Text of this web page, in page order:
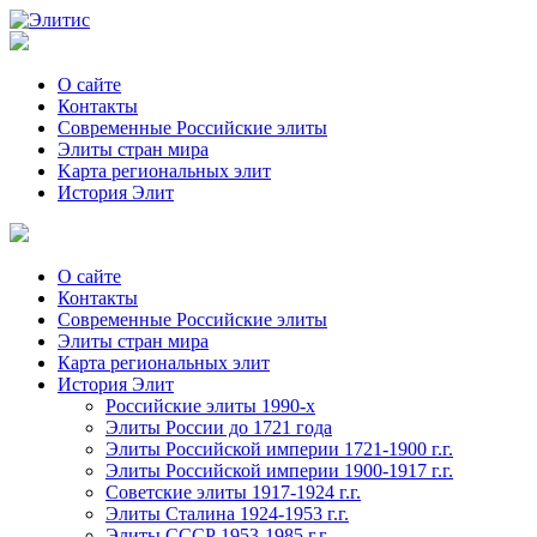
О сайте
Контакты
Современные Российские элиты
Элиты стран мира
Kартa региональных элит
История Элит
О сайте
Контакты
Современные Российские элиты
Элиты стран мира
Картa региональных элит
История Элит
Российские элиты 1990-х
Элиты России до 1721 года
Элиты Российской империи 1721-1900 г.г.
Элиты Российской империи 1900-1917 г.г.
Советские элиты 1917-1924 г.г.
Элиты Сталина 1924-1953 г.г.